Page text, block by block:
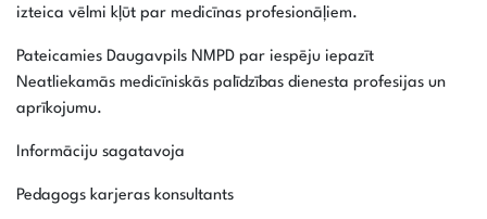
izteica vēlmi kļūt par medicīnas profesionāļiem.
Pateicamies Daugavpils NMPD par iespēju iepazīt
Neatliekamās medicīniskās palīdzības dienesta profesijas un
aprīkojumu.
Informāciju sagatavoja
Pedagogs karjeras konsultants